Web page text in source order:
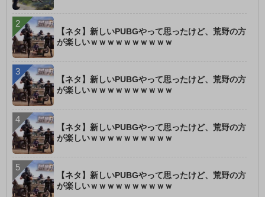
【ネタ】新しいPUBGやって思ったけど、荒野の方
が楽しいｗｗｗｗｗｗｗｗｗｗ
【ネタ】新しいPUBGやって思ったけど、荒野の方
が楽しいｗｗｗｗｗｗｗｗｗｗ
【ネタ】新しいPUBGやって思ったけど、荒野の方
が楽しいｗｗｗｗｗｗｗｗｗｗ
【ネタ】新しいPUBGやって思ったけど、荒野の方
が楽しいｗｗｗｗｗｗｗｗｗｗ